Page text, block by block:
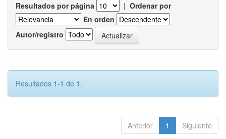
Resultados por página | Ordenar por
En orden
Autor/registro
Resultados 1-1 de 1.
Anterior 1 Siguiente